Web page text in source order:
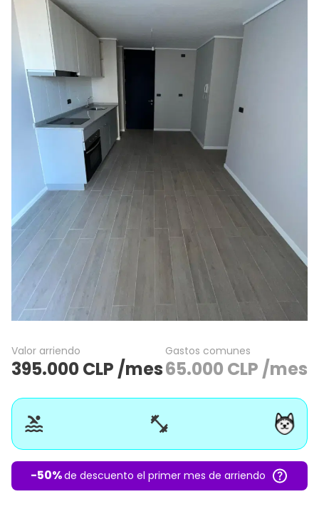
Valor arriendo
395.000CLP /mes
Gastos comunes
65.000 CLP /mes
-50%de descuento el primer mes de arriendo